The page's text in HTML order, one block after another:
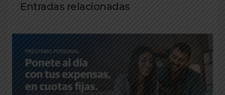
Entradas relacionadas